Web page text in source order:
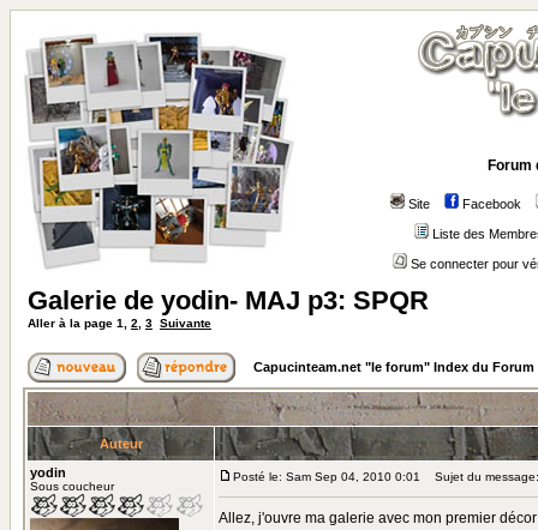
Forum
Site Facebook
Liste des
Se connecter pour
Galerie de yodin- MAJ p3: SPQR
Aller à la page 1 2 3 Suivante
Capucinteam.net "le forum" Index du Forum
Auteur
yodin
Sous coucheur
Posté le: Sam Sep 04, 2010 0:01 Sujet du
Allez, j'ouvre ma galerie avec mon premier